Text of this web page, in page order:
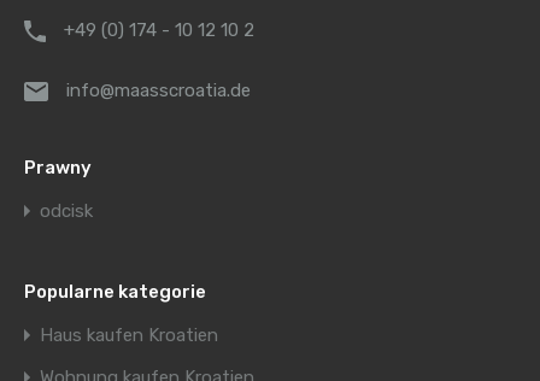
+49 (0) 174 - 10 12 10 2
info@maasscroatia.de
Prawny
odcisk
Popularne kategorie
Haus kaufen Kroatien